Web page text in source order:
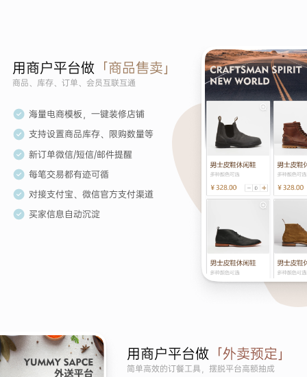
用商户平台做「商品售卖」
商品、库存、订单、会员互联互通
海量电商模板，一键装修店铺
支持设置商品库存、限购数量等
新订单微信/短信/邮件提醒
每笔交易都有迹可循
对接支付宝、微信官方支付渠道
买家信息自动沉淀
用商户平台做 「外卖预定」
简单高效的订餐工具，摆脱平台高额抽成